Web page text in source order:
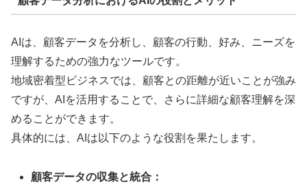
AIは、顧客データを分析し、顧客の行動、好み、ニーズを
理解するための強力なツールです。
地域密着型ビジネスでは、顧客との距離が近いことが強み
ですが、AIを活用することで、さらに詳細な顧客理解を深
めることができます。
具体的には、AIは以下のような役割を果たします。
顧客データの収集と統合：